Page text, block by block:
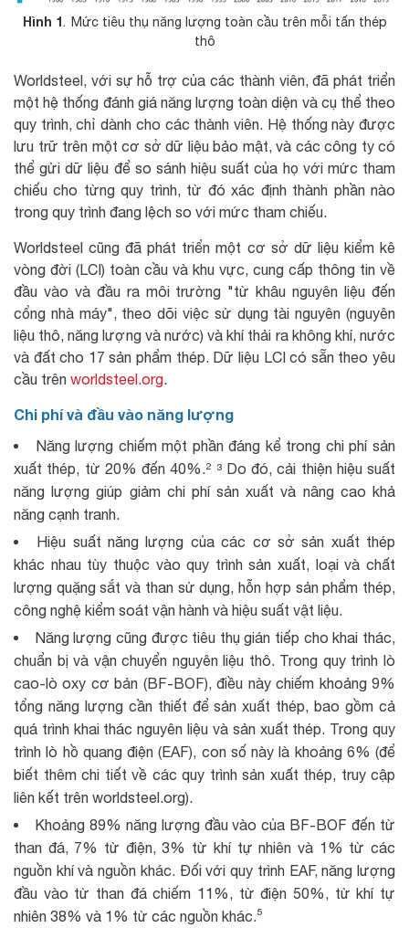
Hình 1. Mức tiêu thụ năng lượng toàn cầu trên mỗi tấn thép
thô
Worldsteel, với sự hỗ trợ của các thành viên, đã phát triển
một hệ thống đánh giá năng lượng toàn diện và cụ thể theo
quy trình, chỉ dành cho các thành viên. Hệ thống này được
lưu trữ trên một cơ sở dữ liệu bảo mật, và các công ty có
thể gửi dữ liệu để so sánh hiệu suất của họ với mức tham
chiếu cho từng quy trình, từ đó xác định thành phần nào
trong quy trình đang lệch so với mức tham chiếu.
Worldsteel cũng đã phát triển một cơ sở dữ liệu kiểm kê
vòng đời (LCI) toàn cầu và khu vực, cung cấp thông tin về
đầu vào và đầu ra môi trường "từ khâu nguyên liệu đến
cổng nhà máy", theo dõi việc sử dụng tài nguyên (nguyên
liệu thô, năng lượng và nước) và khí thải ra không khí, nước
và đất cho 17 sản phẩm thép. Dữ liệu LCI có sẵn theo yêu
cầu trên worldsteel.org
Chi phí và đầu vào năng lượng
Năng lượng chiếm một phần đáng kể trong chi phí sản
xuất thép, từ 20% đến 40%.² ³ Do đó, cải thiện hiệu suất
năng lượng giúp giảm chi phí sản xuất và nâng cao khả
năng cạnh tranh.
Hiệu suất năng lượng của các cơ sở sản xuất thép
khác nhau tùy thuộc vào quy trình sản xuất, loại và chất
lượng quặng sắt và than sử dụng, hỗn hợp sản phẩm thép,
công nghệ kiểm soát vận hành và hiệu suất vật liệu.
Năng lượng cũng được tiêu thụ gián tiếp cho khai thác,
chuẩn bị và vận chuyển nguyên liệu thô. Trong quy trình lò
cao-lò oxy cơ bản (BF-BOF), điều này chiếm khoảng 9%
tổng năng lượng cần thiết để sản xuất thép, bao gồm cả
quá trình khai thác nguyên liệu và sản xuất thép. Trong quy
trình lò hồ quang điện (EAF), con số này là khoảng 6% (để
biết thêm chi tiết về các quy trình sản xuất thép, truy cập
liên kết trên worldsteel.org).
Khoảng 89% năng lượng đầu vào của BF-BOF đến từ
than đá, 7% từ điện, 3% từ khí tự nhiên và 1% từ các
nguồn khí và nguồn khác. Đối với quy trình EAF, năng lượng
đầu vào từ than đá chiếm 11%, từ điện 50%, từ khí tự
nhiên 38% và 1% từ các nguồn khác.⁵